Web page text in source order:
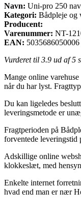
Navn: Uni-pro 250
Kategori: Bådpleje og
Producent:
Varenummer: NT-
EAN: 5035686050006
Vurderet til 3.9 ud af 5
Mange online
når du har lyst.
Du kan ligeledes
leveringsmetode er
Fragtperioden på
forventede leveringstid
Adskillige online
klokkeslæt, med
Enkelte internet
hvad end man er nær